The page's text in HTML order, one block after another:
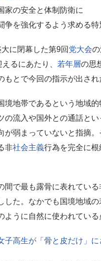
家の安全と体制防衛に
争を強化するよう求める特
に閉幕した第9回 党大会
るにあたり、 若年層の思
もとで今回の指示が出され
地帯であるという地域的
の流入や国外との通話と
が弱まっていないと指摘
非社会主義行為を完全に
間で最も露骨に表れている
した。なかでも国境地域
ように自然に使われている
子高生が「骨と皮だけ」